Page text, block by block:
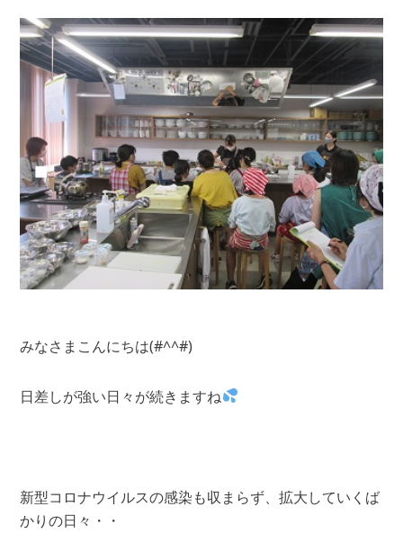
みなさまこんにちは(#^^#)
日差しが強い日々が続きますね
新型コロナウイルスの感染も収まらず、拡大していくば
かりの日々・・